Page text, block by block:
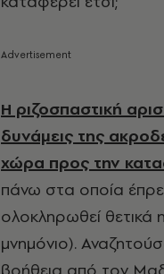
Η ριζοσπαστική
δυνάμεις της
χώρα προς την
πάνω στα οποία
ολοκληρωθεί
μνημόνιο).